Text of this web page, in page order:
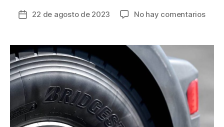
Fecha
entrada
22 de agosto de 2023 No hay comentariosen